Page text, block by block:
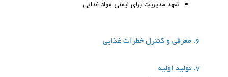
تعهد مدیریت برای ایمنی مواد غذایی
6. معرفی و کنترل خطرات غذایی
7. تولید اولیه